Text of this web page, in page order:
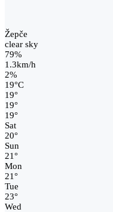
Žepče
clear sky
79%
1.3km/h
2%
19°C
19°
19°
19°
Sat
20°
Sun
21°
Mon
21°
Tue
23°
Wed